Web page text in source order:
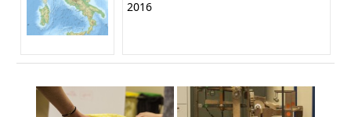
2016